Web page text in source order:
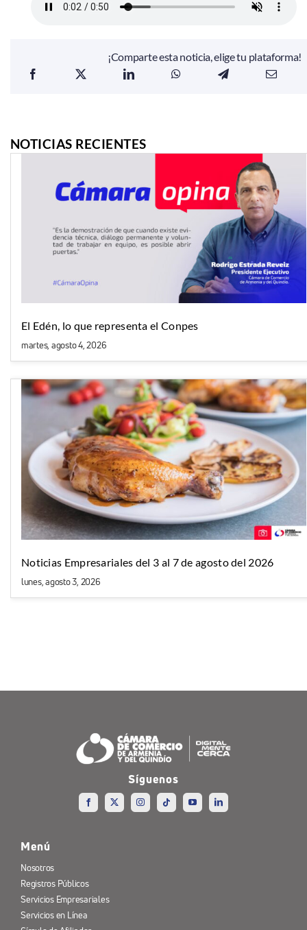
¡Comparte esta noticia, elige tu plataforma!
NOTICIAS RECIENTES
El Edén, lo que representa el Conpes
martes, agosto 4, 2026
Noticias Empresariales del 3 al 7 de agosto del 2026
lunes, agosto 3, 2026
Síguenos
Menú
Nosotros
Registros Públicos
Servicios Empresariales
Servicios en Línea